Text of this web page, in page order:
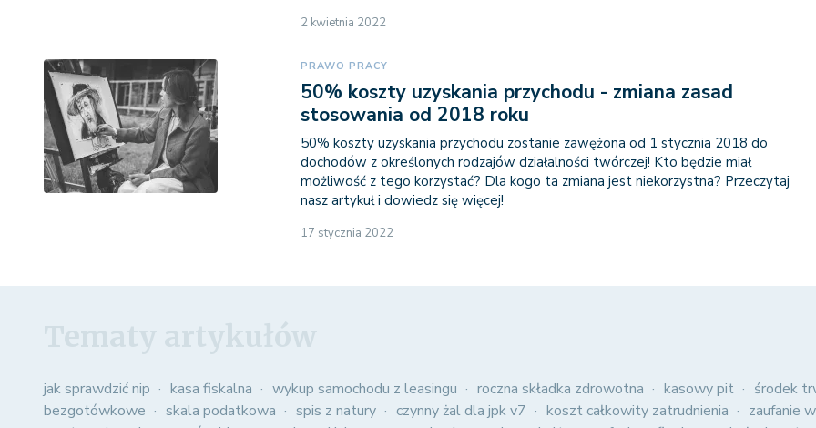
2 kwietnia 2022
PRAWO PRACY
50% koszty uzyskania przychodu - zmiana zasad
stosowania od 2018 roku
50% koszty uzyskania przychodu zostanie zawężona od 1 stycznia 2018 do
dochodów z określonych rodzajów działalności twórczej! Kto będzie miał
możliwość z tego korzystać? Dla kogo ta zmiana jest niekorzystna? Przeczytaj
nasz artykuł i dowiedz się więcej!
17 stycznia 2022
jak sprawdzić nip kasa fiskalna wykup samochodu z leasingu roczna składka zdrowotna kasowy pit środek
bezgotówkowe
skala podatkowa spis z natury czynny żal dla jpk v7 koszt całkowity zatrudnienia zaufanie